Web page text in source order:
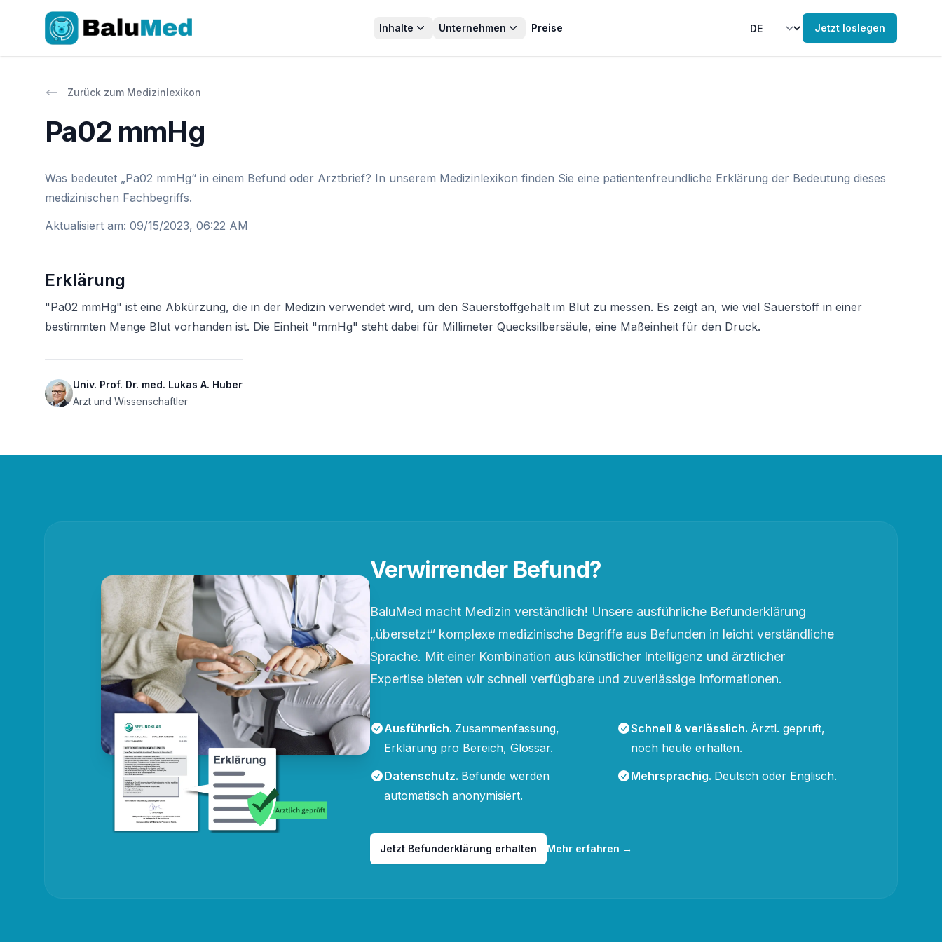
Inhalte Unternehmen Preise Jetzt loslegen
Zurück zum Medizinlexikon
Pa02 mmHg
Was bedeutet „Pa02 mmHg“ in einem Befund oder Arztbrief? In unserem Medizinlexikon finden Sie eine patientenfreundliche Erklärung der Bedeutung dieses
medizinischen Fachbegriffs.
Aktualisiert am: 09/15/2023, 06:22 AM
Erklärung
"Pa02 mmHg" ist eine Abkürzung, die in der Medizin verwendet wird, um den Sauerstoffgehalt im Blut zu messen. Es zeigt an, wie viel Sauerstoff in einer
bestimmten Menge Blut vorhanden ist. Die Einheit "mmHg" steht dabei für Millimeter Quecksilbersäule, eine Maßeinheit für den Druck.
Univ. Prof. Dr. med. Lukas A. Huber
Arzt und Wissenschaftler
Verwirrender Befund?
BaluMed macht Medizin verständlich! Unsere ausführliche Befunderklärung
„übersetzt“ komplexe medizinische Begriffe aus Befunden in leicht verständliche
Sprache. Mit einer Kombination aus künstlicher Intelligenz und ärztlicher
Expertise bieten wir schnell verfügbare und zuverlässige Informationen.
Ausführlich. Zusammenfassung,
Erklärung pro Bereich, Glossar.
Schnell & verlässlich. Ärztl. geprüft,
noch heute erhalten.
Datenschutz. Befunde werden
automatisch anonymisiert.
Mehrsprachig. Deutsch oder Englisch.
Jetzt Befunderklärung erhalten Mehr erfahren →